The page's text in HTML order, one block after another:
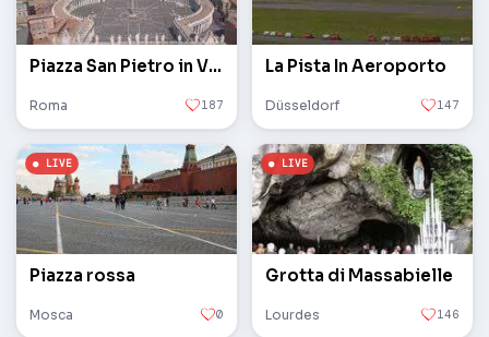
Piazza San Pietro in Vaticano
Roma 187
La Pista In Aeroporto
Düsseldorf 147
Piazza rossa
Mosca 0
Grotta di Massabielle
Lourdes 146